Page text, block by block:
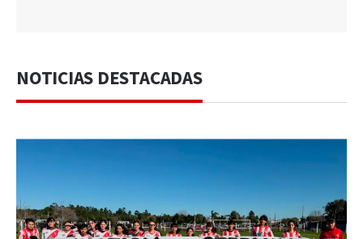
NOTICIAS DESTACADAS